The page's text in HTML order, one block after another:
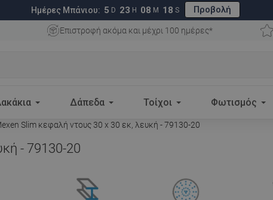
Ημέρες Μπάνιου: 5 D 23 H 08 M 17 S Προβολή
Επιστροφή ακόμα και μέχρι 100 ημέρες*
Δάπεδα Τοίχοι Φωτισμός
Slim κεφαλή ντους 30 x 30 εκ, λευκή - 79130-20
- 79130-20